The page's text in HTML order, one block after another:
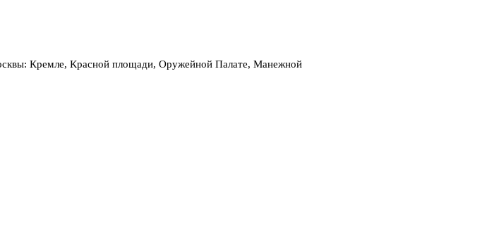
Кремле, Красной площади, Оружейной Палате, Манежной